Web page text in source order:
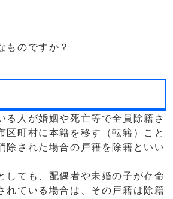
ものですか？
る人が婚姻や死亡等で全員除籍さ
区町村に本籍を移す（転籍）こと
除された場合の戸籍を除籍といい
しても、配偶者や未婚の子が存命
れている場合は、その戸籍は除籍